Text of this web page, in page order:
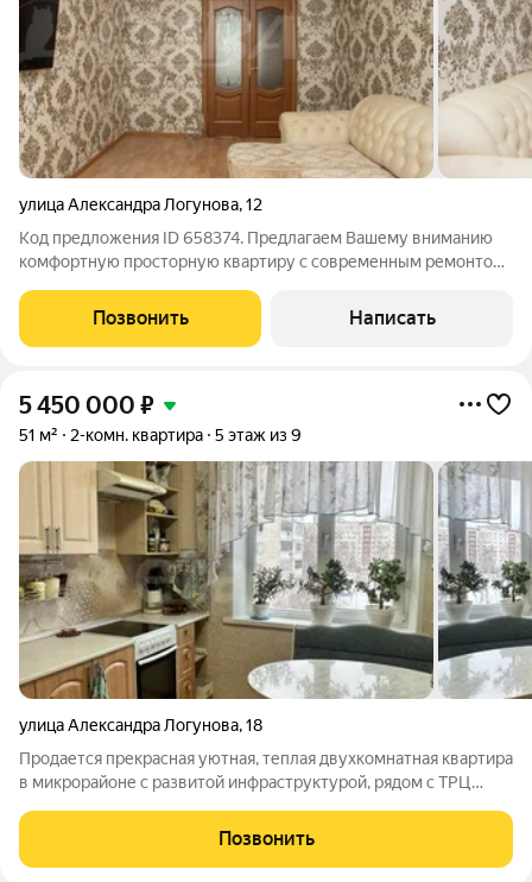
улица Александра Логунова,12
Код предложения ID 658374. Предлагаем Вашему вниманию
комфортную просторную квартиру с современным ремонтом.
договоренности сторон. Развитая инфраструктура, удобная
транспортная развязка, в шаговой
Позвонить Написать
5 450 000 ₽
51 м² 2-комн. квартира 5 этаж из 9
улица Александра Логунова,18
Продается прекрасная уютная, теплая двухкомнатная квартира
в микрорайоне с развитой инфраструктурой, рядом с ТРЦ
выходят на школу. Тихий и зеленый двор. В подъезде чисто,
приятно зайти.
Позвонить